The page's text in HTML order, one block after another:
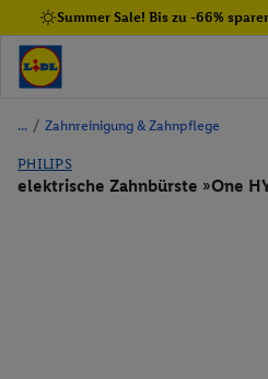
Summer Sale! Bis zu -66%
/ Zahnreinigung & Zahnpflege
PHILIPS
elektrische Zahnbürste »One